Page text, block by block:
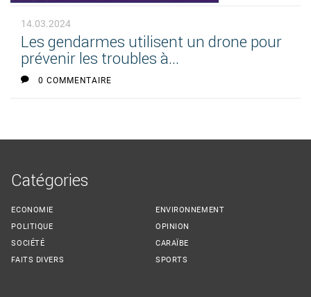
14.03.2024
Les gendarmes utilisent un drone pour
prévenir les troubles à...
0 COMMENTAIRE
Catégories
ECONOMIE
POLITIQUE
SOCIÉTÉ
FAITS DIVERS
ENVIRONNEMENT
OPINION
CARAÏBE
SPORTS